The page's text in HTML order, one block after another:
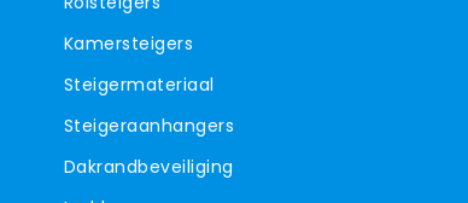
Kamersteigers
Steigermateriaal
Steigeraanhangers
Dakrandbeveiliging